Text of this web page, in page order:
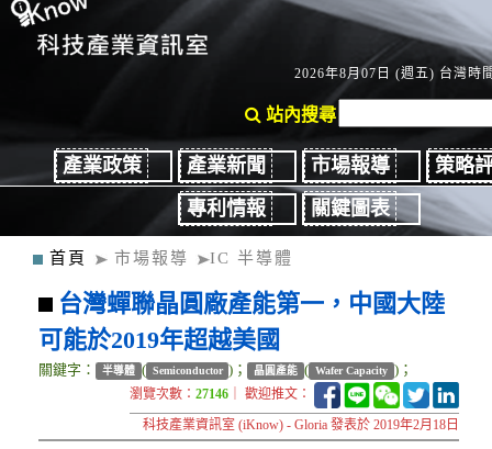
2026年8月07日 (週五) 台灣時
站內搜尋
產業政策 產業新聞 市場報導
策略
專利情報
關鍵圖表
首頁 市場報導 IC 半導體
台灣蟬聯晶圓廠產能第一，中國大陸
可能於2019年超越美國
關鍵字： 半導體 ( Semiconductor )； 晶圓產能 ( Wafer Capacity )；
瀏覽次數：27146 ｜ 歡迎推文：
科技產業資訊室 (iKnow) - Gloria 發表於 2019年2月18日